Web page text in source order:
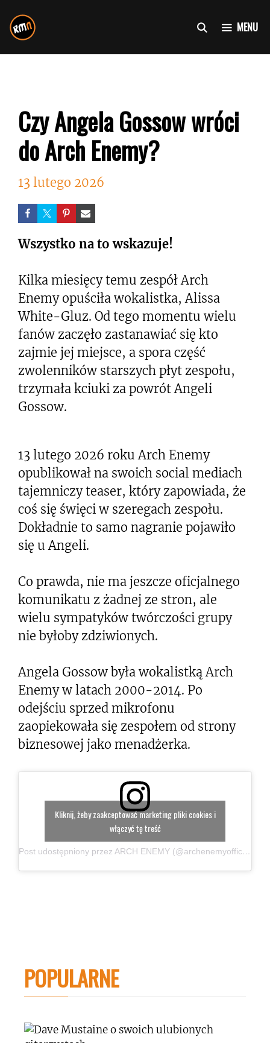
do
treści
MENU
Czy Angela Gossow wróci
do Arch Enemy?
13 lutego 2026
Wszystko na to wskazuje!
Kilka miesięcy temu zespół Arch
Enemy opuściła wokalistka, Alissa
White-Gluz. Od tego momentu wielu
fanów zaczęło zastanawiać się kto
zajmie jej miejsce, a spora część
zwolenników starszych płyt zespołu,
trzymała kciuki za powrót Angeli
Gossow.
13 lutego 2026 roku Arch Enemy
opublikował na swoich social mediach
tajemniczy teaser, który zapowiada, że
coś się święci w szeregach zespołu.
Dokładnie to samo nagranie pojawiło
się u Angeli.
Co prawda, nie ma jeszcze oficjalnego
komunikatu z żadnej ze stron, ale
wielu sympatyków twórczości grupy
nie byłoby zdziwionych.
Angela Gossow była wokalistką Arch
Enemy w latach 2000-2014. Po
odejściu sprzed mikrofonu
zaopiekowała się zespołem od strony
biznesowej jako menadżerka.
Post udostępniony przez ARCH ENEMY (@archenemyofficial)
Kliknij, żeby zaakceptować marketing pliki cookies i
włączyć tę treść
POPULARNE